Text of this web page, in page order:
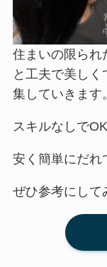
住まいの限られ
と工夫で美し
集していきます。
スキルなしで
安く簡単にだれ
ぜひ参考にして